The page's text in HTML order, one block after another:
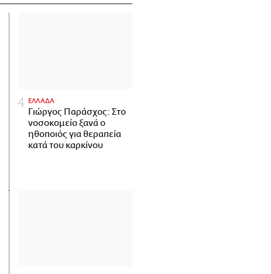
ΕΛΛΑΔΑ
Γιώργος Παράσχος: Στο
νοσοκομείο ξανά ο
ηθοποιός για θεραπεία
κατά του καρκίνου